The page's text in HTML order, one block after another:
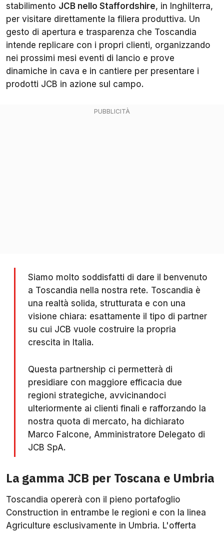
stabilimento JCB nello Staffordshire, in Inghilterra,
per visitare direttamente la filiera produttiva. Un
gesto di apertura e trasparenza che Toscandia
intende replicare con i propri clienti, organizzando
nei prossimi mesi eventi di lancio e prove
dinamiche in cava e in cantiere per presentare i
prodotti JCB in azione sul campo.
Siamo molto soddisfatti di dare il benvenuto
a Toscandia nella nostra rete. Toscandia è
una realtà solida, strutturata e con una
visione chiara: esattamente il tipo di partner
su cui JCB vuole costruire la propria
crescita in Italia.
Questa partnership ci permetterà di
presidiare con maggiore efficacia due
regioni strategiche, avvicinandoci
ulteriormente ai clienti finali e rafforzando la
nostra quota di mercato, ha dichiarato
Marco Falcone, Amministratore Delegato di
JCB SpA.
La gamma JCB per Toscana e Umbria
Toscandia opererà con il pieno portafoglio
Construction in entrambe le regioni e con la linea
Agriculture esclusivamente in Umbria. L'offerta